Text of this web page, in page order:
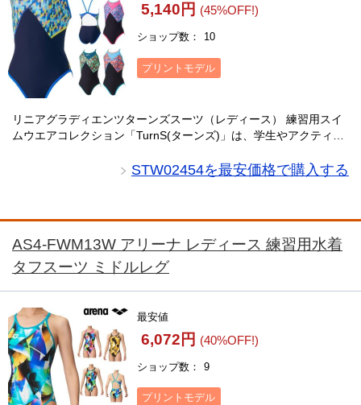
5,140円 (45%OFF!)
ショップ数 10
プリントモデル
リニアグラディエンツターンズスーツ（レディース） 練習用スイ
ムウエアコレクション「TurnS(ターンズ)」は、学生やアクティブ
フラージュするデザインで、耐塩素性と・・・
STW02454を最安価格で購入する
AS4-FWM13W アリーナ レディース 練習用水着
タフスーツ ミドルレグ
最安値
6,072円 (40%OFF!)
ショップ数 9
プリントモデル